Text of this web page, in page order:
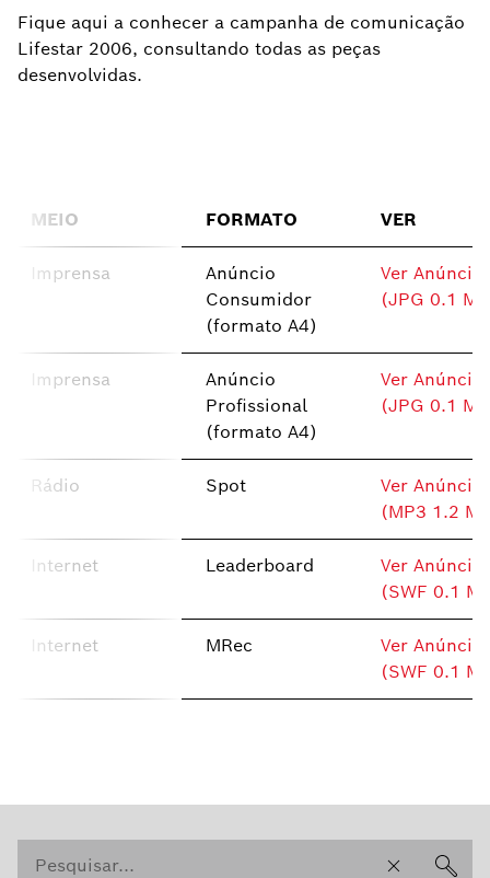
Fique aqui a conhecer a campanha de comunicação
Lifestar 2006, consultando todas as peças
desenvolvidas.
MEIO FORMATO VER
Imprensa
Anúncio
Consumidor
(formato A4)
Ver Anúncio
(JPG 0.1
Imprensa
Anúncio
Profissional
(formato A4)
Ver Anúncio
(JPG 0.1
Rádio Spot
Ver Anúncio
(MP3 1.2
Internet Leaderboard
Ver Anúncio
(SWF 0.1
Internet MRec
Ver Anúncio
(SWF 0.1